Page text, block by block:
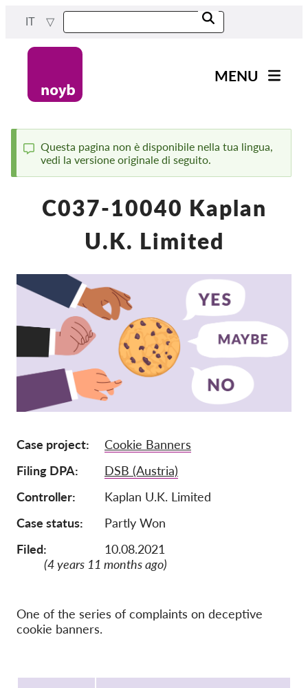
content
IT
navigation
MENU
Progetti
Tutti i casi
Reports & Resources
Exercise your rights!
Sostienici!
Iscrizione
Donazioni
Sponsorizzazione
Tax deductability
Su di noi
Team
Rapporti annuali
FAQs
Lavora con noi
OnionShare
Status
message
Questa pagina non è disponibile nella tua lingua,
vedi la versione originale di seguito.
C037-10040 Kaplan
U.K. Limited
Case project
Cookie Banners
Filing DPA
DSB (Austria)
Controller
Kaplan U.K. Limited
Case status
Partly Won
Filed:
10.08.2021
(4 years 11 months ago)
One of the series of complaints on deceptive
cookie banners.